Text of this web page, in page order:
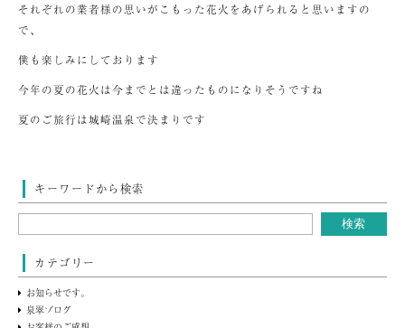
それぞれの業者様の思いがこもった花火をあげられると思いますの
で、
僕も楽しみにしております
今年の夏の花火は今までとは違ったものになりそうですね
夏のご旅行は城崎温泉で決まりです
キーワードから検索
カテゴリー
お知らせです。
泉翠ブログ